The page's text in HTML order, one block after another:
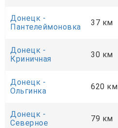
Донецк -
Пантелеймоновка
37 км
Донецк -
Криничная
30 км
Донецк -
Ольгинка
620 км
Донецк -
Cеверное
79 км